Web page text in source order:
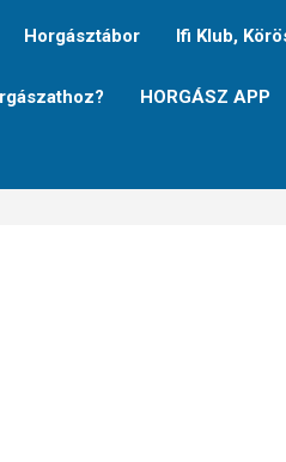
Horgásztábor Ifi Klub,
HORGÁSZ APP